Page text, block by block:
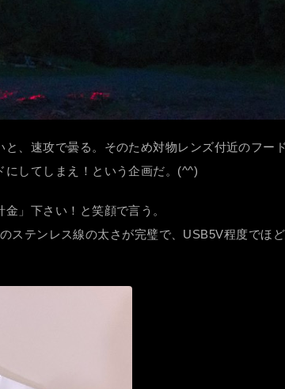
、速攻で曇る。そのため対物レンズ付近のフー
してしまえ！という企画だ。(^^)
」下さい！と笑顔で言う。
テンレス線の太さが完璧で、USB5V程度でほ